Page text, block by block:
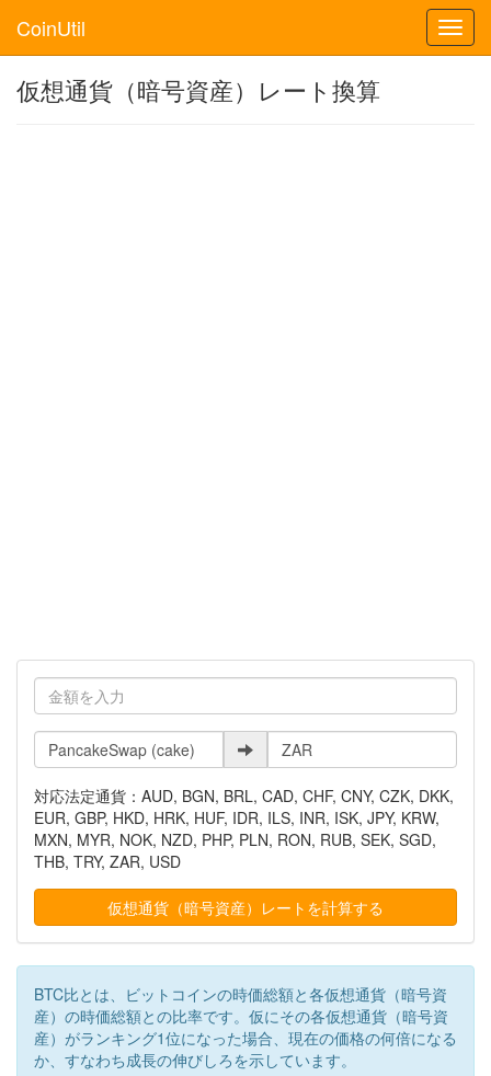
CoinUtil
仮想通貨（暗号資産）レート換算
対応法定通貨：AUD, BGN, BRL, CAD, CHF, CNY, CZK, DKK,
EUR, GBP, HKD, HRK, HUF, IDR, ILS, INR, ISK, JPY, KRW,
MXN, MYR, NOK, NZD, PHP, PLN, RON, RUB, SEK, SGD,
THB, TRY, ZAR, USD
BTC比とは、ビットコインの時価総額と各仮想通貨（暗号資
産）の時価総額との比率です。仮にその各仮想通貨（暗号資
産）がランキング1位になった場合、現在の価格の何倍になる
か、すなわち成長の伸びしろを示しています。